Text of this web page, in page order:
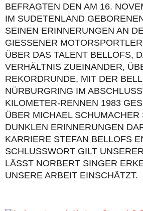
EFRAGTEN DEN AM 16.
M SUDETENLAND GEBORENEN
EINEN ERINNERUNGEN AN
IESSENER MOTORSPORTLER.
ER DAS TALENT BELLOFS,
RHÄLTNIS ZUEINANDER, ÜBER
KORDRUNDE, MIT DER BELLOF
RBURGRING IM
LOMETER-RENNEN 1983
ER MICHAEL SCHUMACHER
NKLEN ERINNERUNGEN
RRIERE STEFAN BELLOFS
HLUSSWORT GILT UNSERER
SST NORBERT SINGER
SERE ARBEIT EINSCHÄTZT.